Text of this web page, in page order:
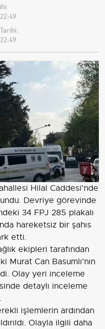
Hilal Caddesi'nde
Devriye görevinde
34 FPJ 285 plakalı
hareketsiz bir şahıs
etti.
ekipleri tarafından
Murat Can Basumlı'nın
Olay yeri inceleme
detaylı inceleme
işlemlerin ardından
Olayla ilgili daha